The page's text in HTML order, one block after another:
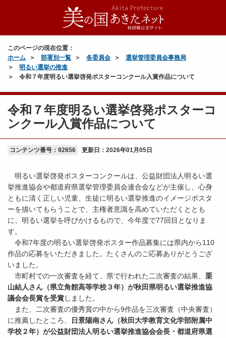
このページの現在位置：
ホーム
部署別一覧 各委員会
選挙管理委員会事務局
明るい選挙の推進
令和７年度明るい選挙啓発ポスターコンクール入賞作品について
令和７年度明るい選挙啓発ポスターコ
ンクール入賞作品について
コンテンツ番号：92656 更新日： 2026年01月05日
明るい選挙啓発ポスターコンクールは、公益財団法人明るい選
挙推進協会や都道府県選挙管理委員会連合会などが主催し、心身
ともに清く正しい児童、生徒に明るい選挙推進のイメージポスタ
ーを描いてもらうことで、主権者意識を高めていただくととも
に、明るい選挙を呼びかけるもので、今年度で77回目となりま
す。
令和7年度の明るい選挙啓発ポスター作品募集には県内から110
作品の応募をいただきました。たくさんのご応募ありがとうござ
いました。
市町村での一次審査を経て、県で行われた二次審査の結果、 栗
山結人さん（県立角館高等学校３年）が秋田県明るい選挙推進協
議会会長賞を受賞しました。
また、二次審査の優秀賞の中から9作品を三次審査（中央審査）
に推薦したところ、
日景陽南さん（秋田大学教育文化学部附属中
学校２年）が公益財団法人明るい選挙推進協会会長・都道府県選